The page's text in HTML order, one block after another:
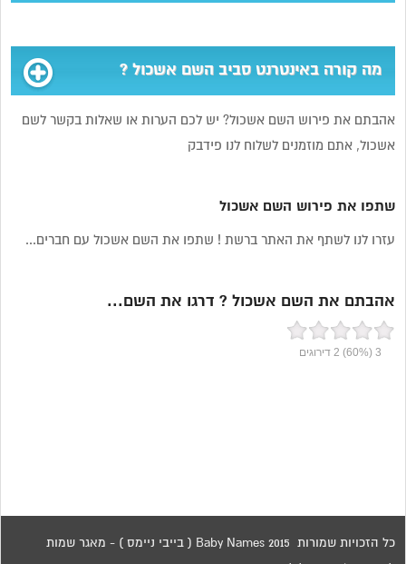
מה קורה באינטרנט סביב השם אשכול ?
אהבתם את פירוש השם אשכול? יש לכם הערות או שאלות בקשר לשם
אשכול, אתם מוזמנים לשלוח לנו פידבק
שתפו את פירוש השם אשכול
עזרו לנו לשתף את האתר ברשת ! שתפו את השם אשכול עם חברים...
אהבתם את השם אשכול ? דרגו את השם...
3
(60%)
2 דירוגים
כל הזכויות שמורות 2015 Baby Names ( בייבי ניימס ) - מאגר שמות